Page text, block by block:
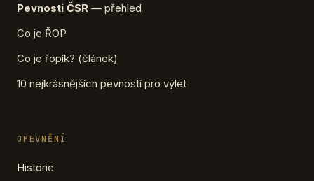
Pevnosti ČSR — přehled
Co je ŘOP
Co je řopík? (článek)
10 nejkrásnějších pevností pro výlet
OPEVNĚNÍ
Historie